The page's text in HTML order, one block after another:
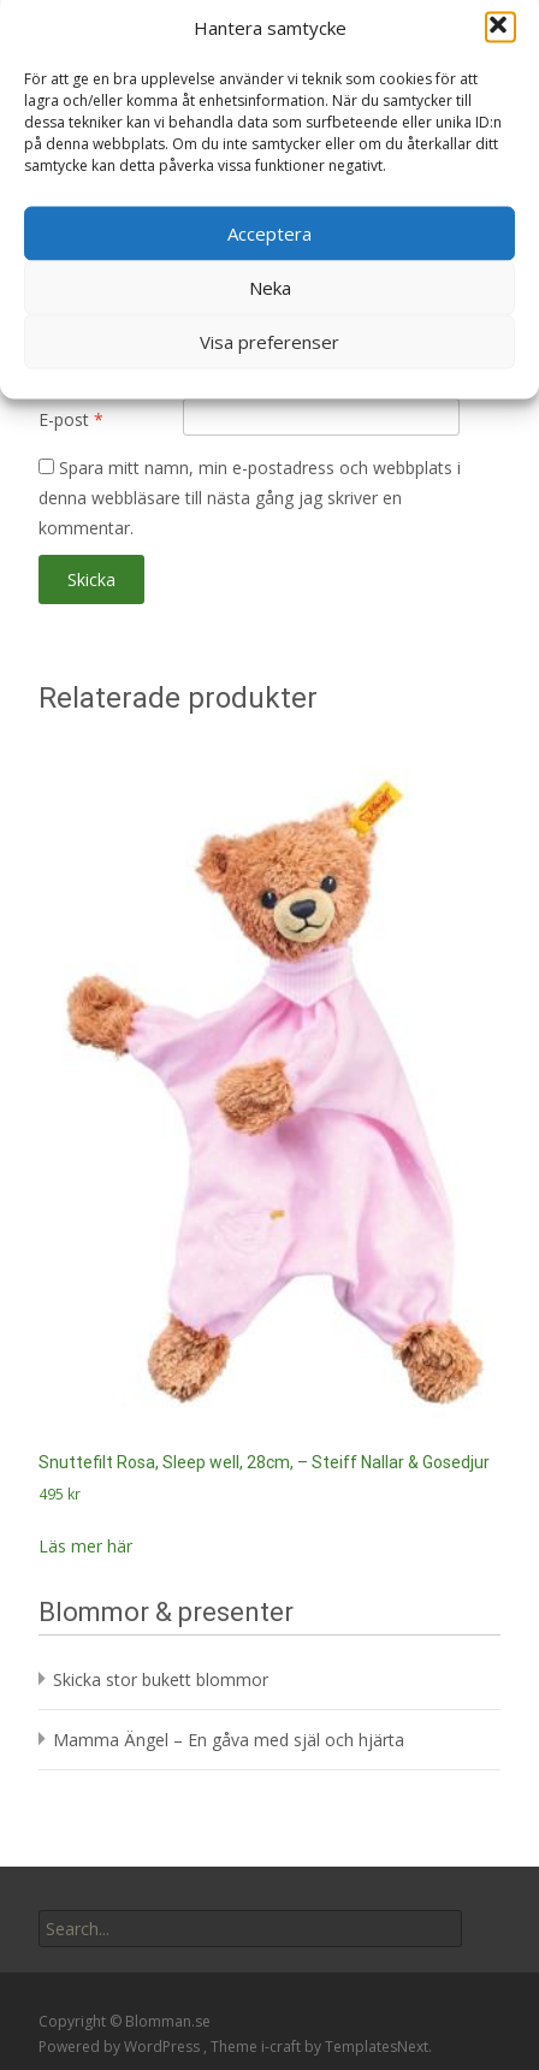
Hantera samtycke
För att ge en bra upplevelse använder vi teknik som cookies för att
lagra och/eller komma åt enhetsinformation. När du samtycker till
dessa tekniker kan vi behandla data som surfbeteende eller unika ID:n
på denna webbplats. Om du inte samtycker eller om du återkallar ditt
samtycke kan detta påverka vissa funktioner negativt.
Acceptera
Neka
Visa preferenser
är märkta*
Ditt betyg*
E-post*
Spara mitt namn, min e-postadress och webbplats i
denna webbläsare till nästa gång jag skriver en
kommentar.
Relaterade produkter
Snuttefilt Rosa, Sleep well, 28cm, – Steiff Nallar & Gosedjur
495 kr
Läs mer här
Blommor & presenter
Skicka stor bukett blommor
Mamma Ängel – En gåva med själ och hjärta
for:
Copyright © Blomman.se
Powered by WordPress , Theme i-craft by TemplatesNext.